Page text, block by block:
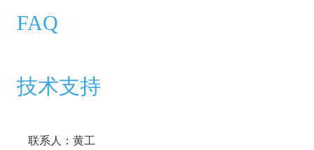
FAQ
技术支持
联系人：黄工